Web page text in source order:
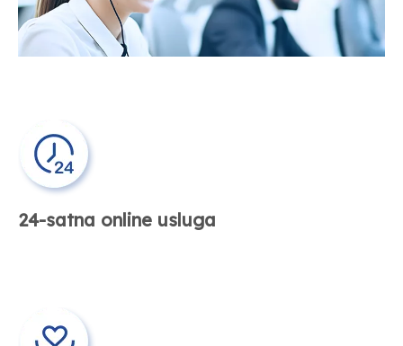
24-satna online usluga